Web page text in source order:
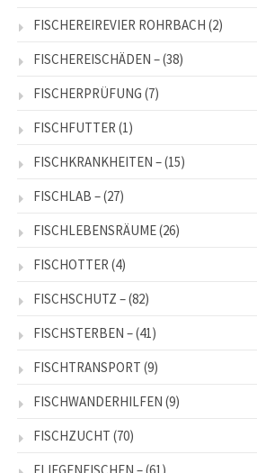
FISCHEREIREVIER ROHRBACH (2)
FISCHEREISCHÄDEN –(38)
FISCHERPRÜFUNG (7)
FISCHFUTTER (1)
FISCHKRANKHEITEN –(15)
FISCHLAB –(27)
FISCHLEBENSRÄUME(26)
FISCHOTTER (4)
FISCHSCHUTZ –(82)
FISCHSTERBEN –(41)
FISCHTRANSPORT (9)
FISCHWANDERHILFEN (9)
FISCHZUCHT (70)
FLIEGENFISCHEN –(61)